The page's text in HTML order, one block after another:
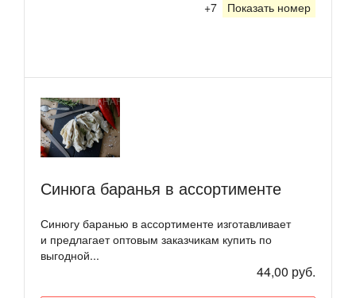
+7 Показать номер
Синюга баранья в ассортименте
Синюгу баранью в ассортименте изготавливает
и предлагает оптовым заказчикам купить по
выгодной...
44,00 руб.